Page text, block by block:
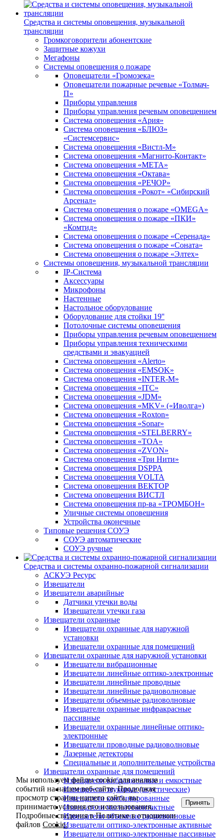
Средства и системы оповещения, музыкальной
трансляции
Громкоговорители абонентские
Защитные кожухи
Мегафоны
Системы оповещения о пожаре
Оповещатели «Громозека»
Оповещатели пожарные речевые «Толмач-
П»
Приборы управления
Приборы управления речевым оповещением
Система оповещения «Ария»
Система оповещения «БЛЮЗ»
«Системсервис»
Система оповещения «Вистл-М»
Система оповещения «Магнито-Контакт»
Система оповещения «МЕТА»
Система оповещения «Октава»
Система оповещения «РЕЧОР»
Система оповещения «Рокот» «Сибирский
Арсенал»
Система оповещения о пожаре «OMEGA»
Система оповещения о пожаре «ПКИ»
«Комтид»
Система оповещения о пожаре «Серенада»
Система оповещения о пожаре «Соната»
Система оповещения о пожаре «Элтех»
Системы оповещения, музыкальной трансляции
IP-Система
Аксессуары
Микрофоны
Настенные
Настольное оборудование
Оборудование для стойки 19''
Потолочные системы оповещения
Приборы управления речевым оповещением
Приборы управления техническими
средствами и эвакуацией
Система оповещения «Alerto»
Система оповещения «EMSOK»
Система оповещения «INTER-M»
Система оповещения «ITC»
Система оповещения «JDM»
Система оповещения «MKV» («Иволга»)
Система оповещения «Roxton»
Система оповещения «Sonar»
Система оповещения «STELBERRY»
Система оповещения «TOA»
Система оповещения «ZVON»
Система оповещения «Три Нити»
Система оповещения DSPPA
Система оповещения VOLTA
Система оповещения ВЕКТОР
Система оповещения ВИСТЛ
Система оповещения пр-ва «ТРОМБОН»
Уличные системы оповещения
Устройства оконечные
Типовые решения СОУЭ
СОУЭ автоматические
СОУЭ ручные
Средства и системы охранно-пожарной сигнализации
АСКУЭ Ресурс
Извещатели
Извещатели аварийные
Датчики утечки воды
Извещатели утечки газа
Извещатели охранные
Извещатели охранные для наружной
установки
Извещатели охранные для помещений
Извещатели охранные для наружной установки
Извещатели вибрационные
Извещатели линейные оптико-электронные
Извещатели линейные проводные
Извещатели линейные радиоволновые
Извещатели объемные радиоволновые
Извещатели охранные инфракрасные
пассивные
Извещатели охранные линейные оптико-
электронные
Извещатели проводные радиоволновые
Лазерные детекторы
Специальные и дополнительные устройства
Извещатели охранные для помещений
Извещатели вибрационные и емкостные
Извещатели звуковые (акустические)
Извещатели комбинированные
Извещатели магнитоконтактные
Извещатели объемные радиоволновые
Извещатели оптико-электронные активные
Извещатели оптико-электронные пассивные
Мы используем файлы cookie для анализа
событий на нашем веб-сайте. Продолжая
просмотр страниц нашего сайта, вы
принимаете условия его использования.
Подробные сведения в Политике в отношении
файловCookie.
Принять